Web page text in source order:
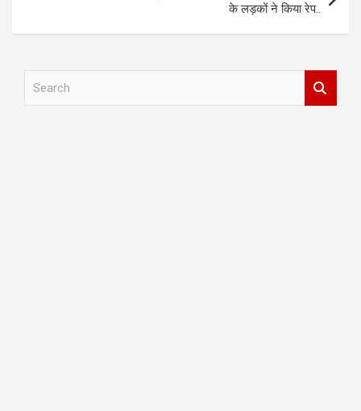
के लड़कों ने किया रेप..